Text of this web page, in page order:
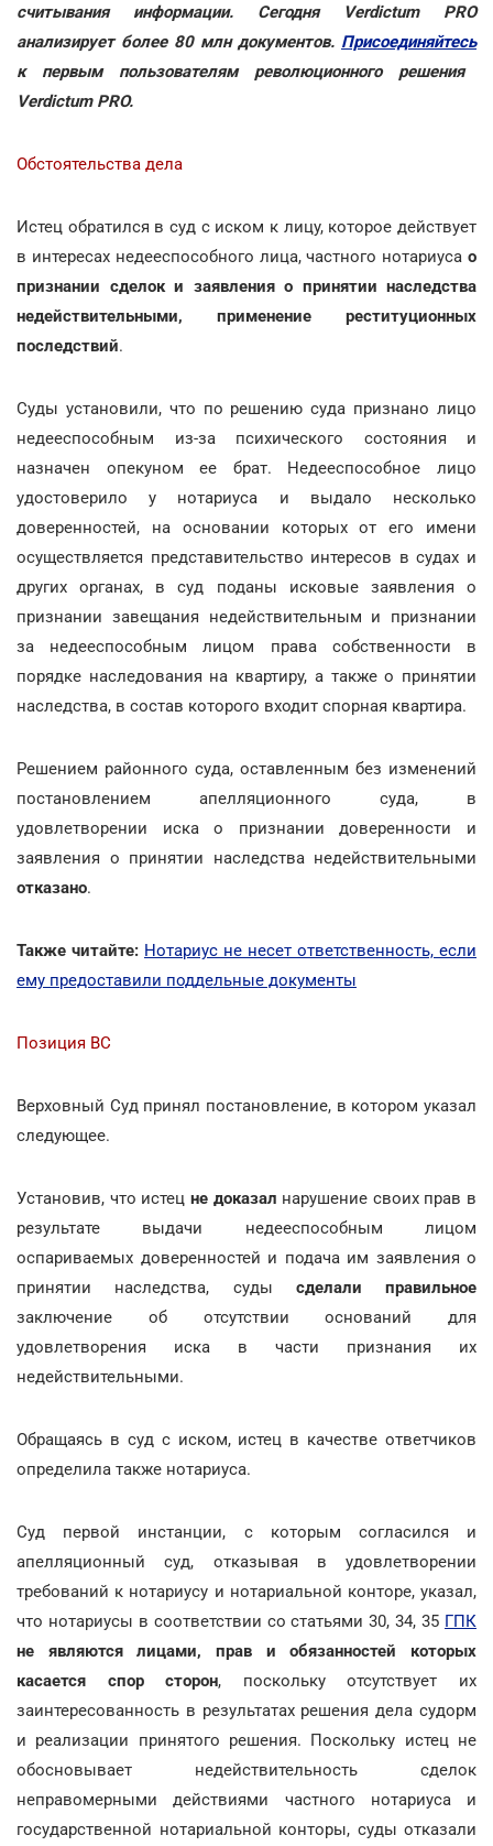
считывания информации. Сегодня Verdictum PRO
анализирует более 80 млн документов. Присоединяйтесь
к первым пользователям революционного решения
Verdictum PRO.
Обстоятельства дела
Истец обратился в суд с иском к лицу, которое действует
в интересах недееспособного лица, частного нотариуса о
признании сделок и заявления о принятии наследства
недействительными, применение реституционных
последствий.
Суды установили, что по решению суда признано лицо
недееспособным из-за психического состояния и
назначен опекуном ее брат. Недееспособное лицо
удостоверило у нотариуса и выдало несколько
доверенностей, на основании которых от его имени
осуществляется представительство интересов в судах и
других органах, в суд поданы исковые заявления о
признании завещания недействительным и признании
за недееспособным лицом права собственности в
порядке наследования на квартиру, а также о принятии
наследства, в состав которого входит спорная квартира.
Решением районного суда, оставленным без изменений
постановлением апелляционного суда, в
удовлетворении иска о признании доверенности и
заявления о принятии наследства недействительными
отказано.
Также читайте: Нотариус не несет ответственность, если
ему предоставили поддельные документы
Позиция ВС
Верховный Суд принял постановление, в котором указал
следующее.
Установив, что истец не доказал нарушение своих прав в
результате выдачи недееспособным лицом
оспариваемых доверенностей и подача им заявления о
принятии наследства, суды сделали правильное
заключение об отсутствии оснований для
удовлетворения иска в части признания их
недействительными.
Обращаясь в суд с иском, истец в качестве ответчиков
определила также нотариуса.
Суд первой инстанции, с которым согласился и
апелляционный суд, отказывая в удовлетворении
требований к нотариусу и нотариальной конторе, указал,
что нотариусы в соответствии со статьями 30, 34, 35 ГПК
не являются лицами, прав и обязанностей которых
касается спор сторон, поскольку отсутствует их
заинтересованность в результатах решения дела судорм
и реализации принятого решения. Поскольку истец не
обосновывает недействительность сделок
неправомерными действиями частного нотариуса и
государственной нотариальной конторы, суды отказали